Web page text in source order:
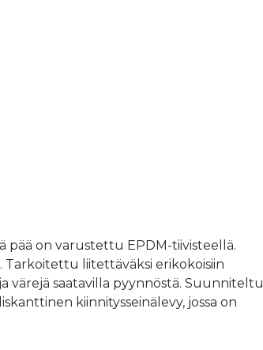
pää on varustettu EPDM-tiivisteellä.
Tarkoitettu liitettäväksi erikokoisiin
värejä saatavilla pyynnöstä. Suunniteltu
kiinnitysseinälevy, jossa on